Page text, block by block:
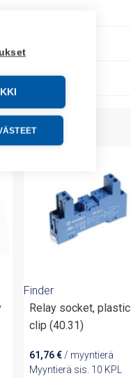
Finder
Relay socket, plastic
clip (40.31)
61,76€/ myyntierä
Myyntierä sis. 10 KPL